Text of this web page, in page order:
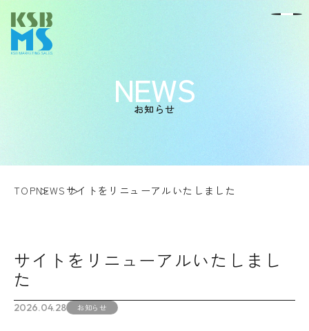
NEWS
お知らせ
TOPNEWS サイトをリニューアルいたしました
サイトをリニューアルいたしまし
た
2026.04.28 お知らせ